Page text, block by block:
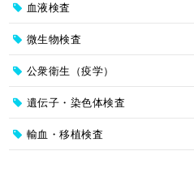
血液検査
微生物検査
公衆衛生（疫学）
遺伝子・染色体検査
輸血・移植検査